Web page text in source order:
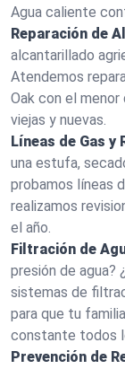
Agua caliente
Reparación de
alcantarillado
Atendemos
Oak con el
viejas y nuevas.
Líneas de Gas y
una estufa,
probamos líneas
realizamos
el año.
Filtración de
presión de agua?
sistemas de
para que tu
constante todos
Prevención de